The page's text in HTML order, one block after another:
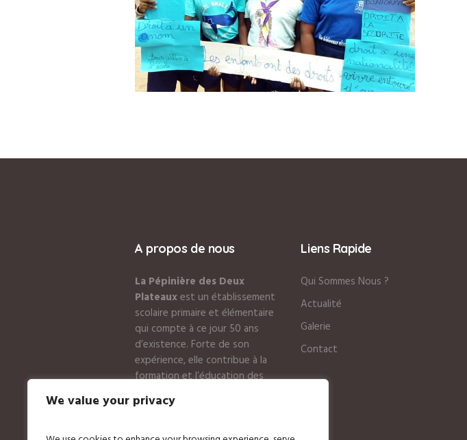
We value your privacy
A propos de nous
La Pépinière des Deux
Plateauxest un établissement
scolaire primaire et élémentaire
qui compte à ce jour 50 ans
d’existence. Forte de son
expérience, elle contribue à la
formation et l’éducation des
tous petits
Liens Rapide
Qui Sommes Nous ?
Actualité
Galerie
Contact